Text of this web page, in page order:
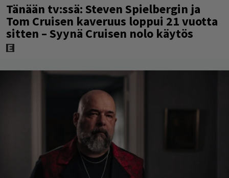
Tänään tv:ssä: Steven Spielbergin ja
Tom Cruisen kaveruus loppui 21 vuotta
sitten – Syynä Cruisen nolo käytös